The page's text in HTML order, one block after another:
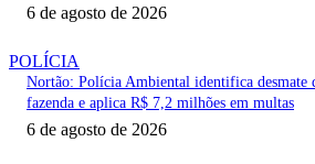
6 de agosto de 2026
POLÍCIA
Nortão: Polícia Ambiental identifica desmate
fazenda e aplica R$ 7,2 milhões em multas
6 de agosto de 2026